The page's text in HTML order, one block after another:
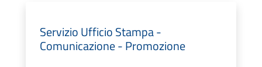
Servizio Ufficio Stampa -
Comunicazione - Promozione